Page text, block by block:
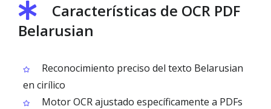
Características de OCR PDF
Belarusian
Reconocimiento preciso del texto Belarusian
en cirílico
Motor OCR ajustado específicamente a PDFs